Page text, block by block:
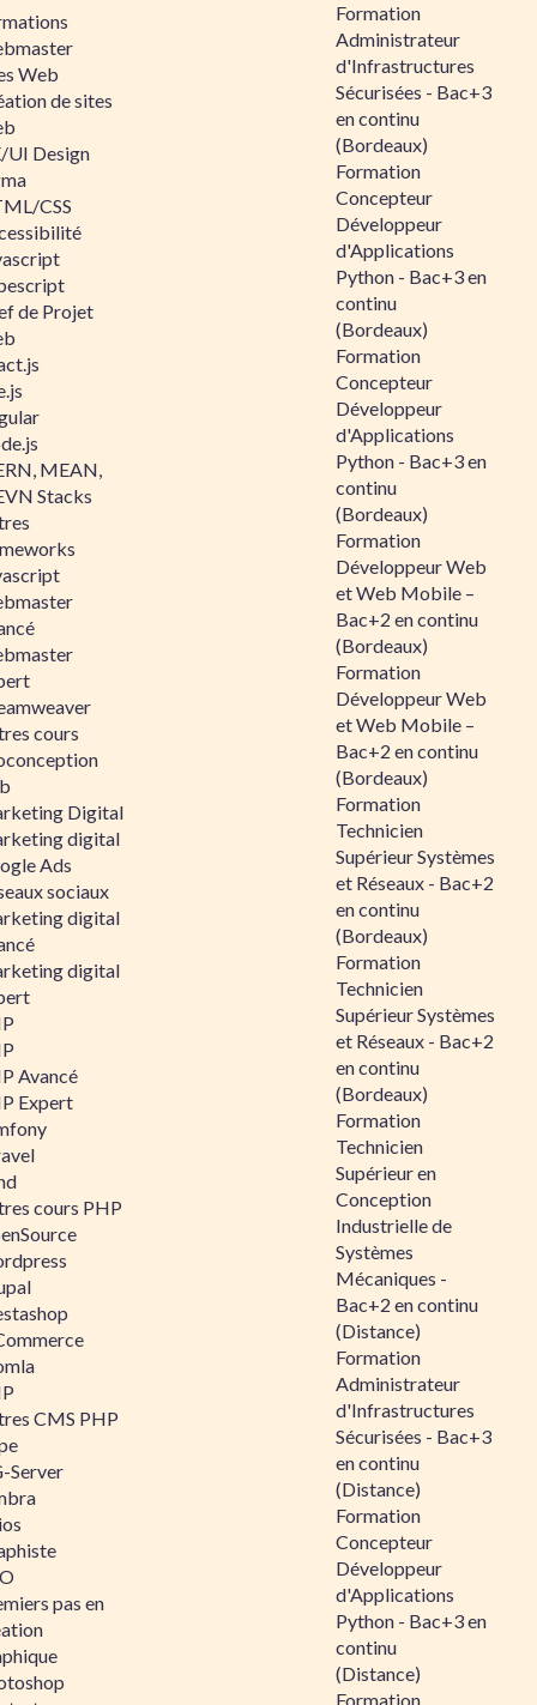
Web
de sites
UI Design
CSS
de Projet
MEAN,
Stacks
cours
Digital
digital
Ads
sociaux
digital
digital
Avancé
Expert
cours PHP
CMS PHP
Server
pas en
Formation
Administrateur
d'Infrastructures
Sécurisées - Bac+3
en continu
(Bordeaux)
Formation
Concepteur
Développeur
d'Applications
Python - Bac+3 en
continu
(Bordeaux)
Formation
Concepteur
Développeur
d'Applications
Python - Bac+3 en
continu
(Bordeaux)
Formation
Développeur Web
et Web Mobile –
Bac+2 en continu
(Bordeaux)
Formation
Développeur Web
et Web Mobile –
Bac+2 en continu
(Bordeaux)
Formation
Technicien
Supérieur Systèmes
et Réseaux - Bac+2
en continu
(Bordeaux)
Formation
Technicien
Supérieur Systèmes
et Réseaux - Bac+2
en continu
(Bordeaux)
Formation
Technicien
Supérieur en
Conception
Industrielle de
Systèmes
Mécaniques -
Bac+2 en continu
(Distance)
Formation
Administrateur
d'Infrastructures
Sécurisées - Bac+3
en continu
(Distance)
Formation
Concepteur
Développeur
d'Applications
Python - Bac+3 en
continu
(Distance)
Formation